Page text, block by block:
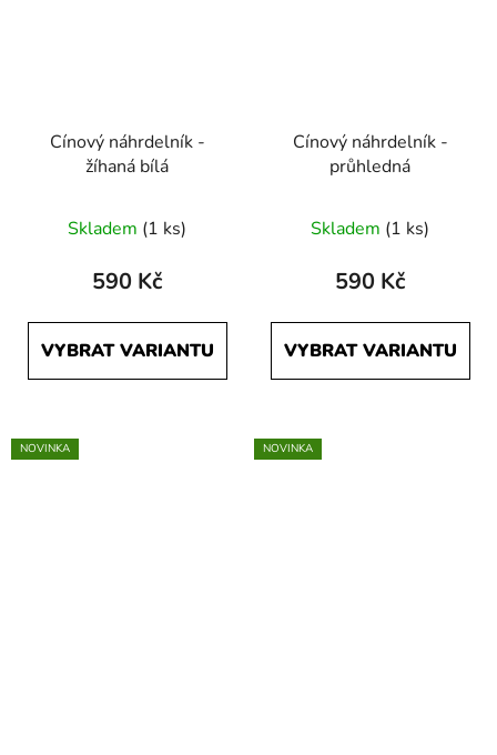
Cínový náhrdelník -
žíhaná bílá
Skladem (1 ks)
590 Kč
VYBRAT VARIANTU
Cínový náhrdelník -
průhledná
Skladem (1 ks)
590 Kč
VYBRAT VARIANTU
NOVINKA NOVINKA